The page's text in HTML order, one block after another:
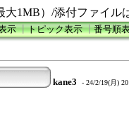
1MB）/添付ファイル
示┃トピック表示┃番号順
kane3 - 24/2/19(月)